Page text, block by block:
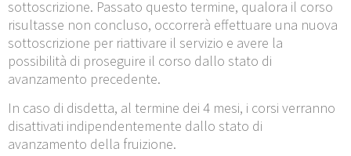
sottoscrizione. Passato questo termine, qualora il corso
risultasse non concluso, occorrerà effettuare una nuova
sottoscrizione per riattivare il servizio e avere la
possibilità di proseguire il corso dallo stato di
avanzamento precedente.
In caso di disdetta, al termine dei 4 mesi, i corsi verranno
disattivati indipendentemente dallo stato di
avanzamento della fruizione.